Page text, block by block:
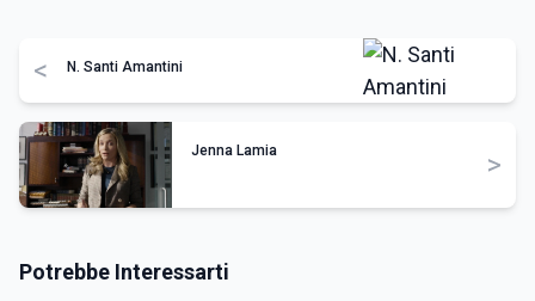
< N. Santi Amantini
Jenna Lamia >
Potrebbe Interessarti